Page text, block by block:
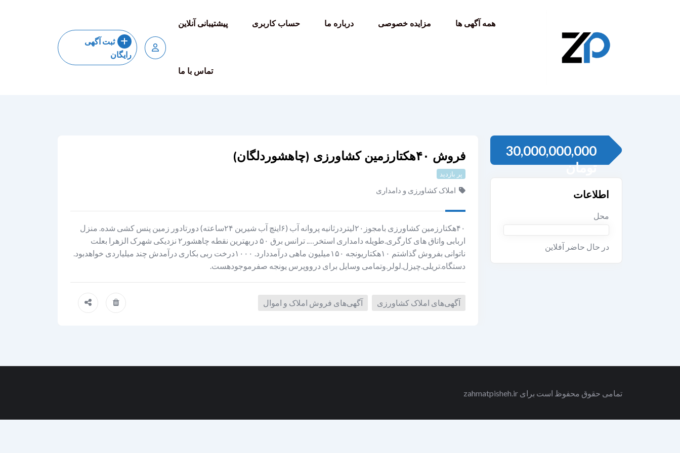
همه آگهی ها مزایده خصوصی درباره ما حساب کاربری پیشتیبانی آنلاین
تماس با ما
ثبت آگهی
رایگان
فروش ۴۰هکتارزمین کشاورزی (چاهشوردلگان)
پر بازدید
املاک کشاورزی و دامداری
۴۰هکتارزمین کشاورزی بامجوز۲۰لیتردرثانیه پروانه آب (۶اینچ آب شیرین ۲۴ساعته) دورتادور زمین پنس کشی شده. منزل
اربابی واتاق های کارگری.طویله دامداری استخر…. ترانس برق ۵۰ دربهترین نقطه چاهشور۲ نزدیکی شهرک الزهرا بعلت
ناتوانی بفروش گذاشتم ۱۰هکتاریونجه ۱۵۰میلیون ماهی درآمددارد. ۱۰۰۰درخت ربی بکاری درآمدش چند میلیاردی خواهدبود.
دستگاه.تریلی.چیزل.لولر.وتمامی وسایل برای درووپرس یونجه صفرموجودهست.
آگهی‌های املاک کشاورزی آگهی‌های فروش املاک و اموال
30,000,000,000
تومان
اطلاعات
محل
در حال حاضر آفلاین
تمامی حقوق محفوظ است برای zahmatpisheh.ir